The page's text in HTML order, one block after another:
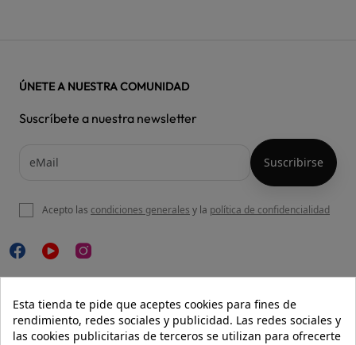
NUESTRA WEB
ÚNETE A NUESTRA COMUNIDAD
Suscríbete a nuestra newsletter
Acepto las condiciones generales y la política de confidencialidad
Esta tienda te pide que aceptes cookies para fines de
rendimiento, redes sociales y publicidad. Las redes sociales y
las cookies publicitarias de terceros se utilizan para ofrecerte